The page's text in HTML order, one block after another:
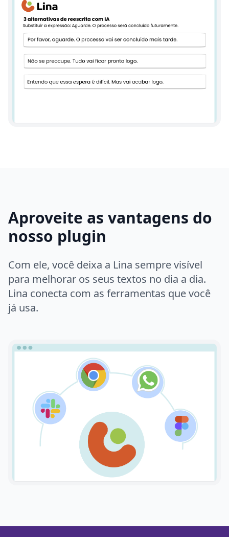
Aproveite as vantagens do
nosso plugin
Com ele, você deixa a Lina sempre visível
para melhorar os seus textos no dia a dia.
Lina conecta com as ferramentas que você
já usa.